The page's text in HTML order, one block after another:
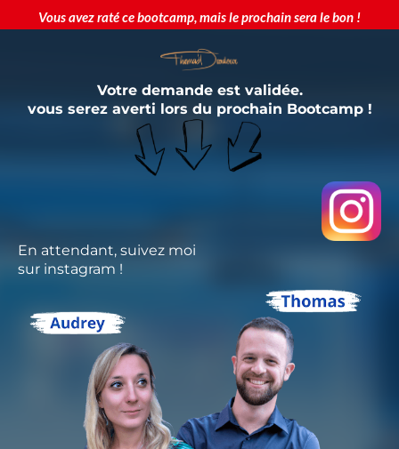
Vous avez raté ce bootcamp, mais le prochain sera le bon !
Votre demande est validée.
vous serez averti lors du prochain Bootcamp !
En attendant, suivez moi
sur instagram !